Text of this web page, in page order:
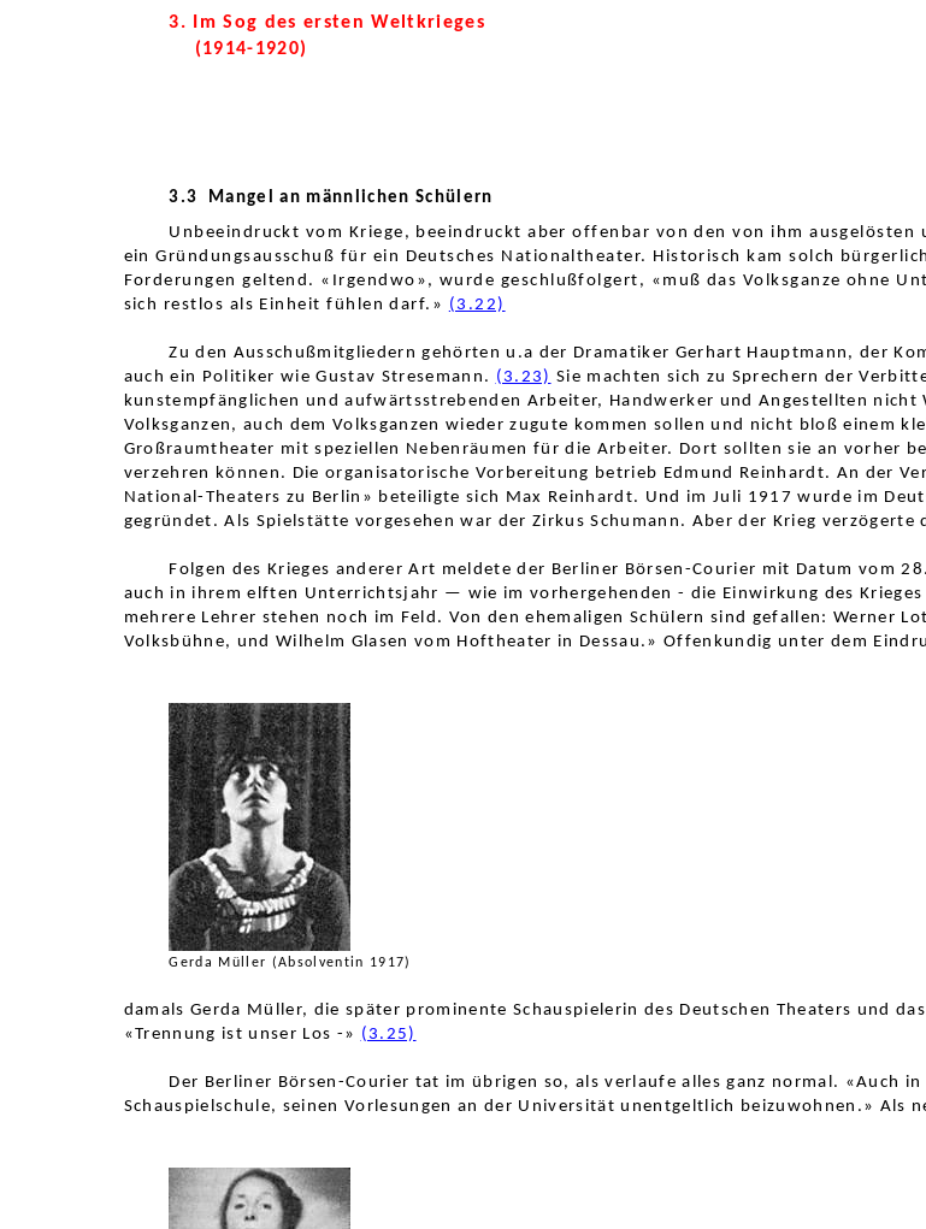
3. Im Sog des ersten Weltkrieges
(1914-1920)
3.3
Mangel an männlichen Schülern
Unbeeindruckt vom Kriege, beeindruckt aber offenbar von den von ihm ausgelösten
ein Gründungsausschuß für ein Deutsches Nationaltheater. Historisch kam solch
Forderungen geltend. «Irgendwo», wurde geschlußfolgert, «muß das Volksganze oh ne
sich restlos als Einheit fühlendarf.» (3.22)
Zu den Ausschußmitgliedern gehörten u.a der Dramatiker Gerhart Hauptmann, der
auch ein Politiker wie Gustav Stresemann. (3.23) Sie machten sich zu Sprechern der
kunstempfänglichen und aufwärtsstrebenden Arbeiter, Handwerker und Angestellten
Volksganzen, auch dem Volksganzen wieder zugute kommen sollen und nicht bloß einem
Großraumtheater mit speziellen Nebenräumen für die Arbeiter. Dort sollten sie an vorher
verzehren können. Die organisatorische Vorbereitung betrieb Edmund Reinhardt. An der
National-Theaters zu Berlin» beteiligte sich Max Reinhardt. Und im Juli 1917 wurde im
gegründet. Als Spielstätte vorgesehen war der Zirkus Schumann. Aber der Krieg verzögerte
Folgen des Krieges anderer Art meldete der Berliner Börsen-Courier mit Datum vom
auch in ihrem elften Unterrichtsjahr — wie im vorhergehenden - die Einwirkung des
mehrere Lehrer stehen noch im Feld. Von den ehemaligen Schülern sind gefallen: Werner
Volksbühne, und Wilhelm Glasen vom Hoftheater in Dessau.» Offenkundig unter dem
Gerda Müller (Absolventin 1917)
damals Gerda Müller, die später prominente Schauspielerin des Deutschen Theaters und
«Trennung ist unser Los -» (3.25)
Der Berliner Börsen-Courier tat im übrigen so, als verlaufe alles ganz normal. «Auch
Schauspielschule, seinen Vorlesungen an der Universität unentgeltlich beizuwohnen.» Als